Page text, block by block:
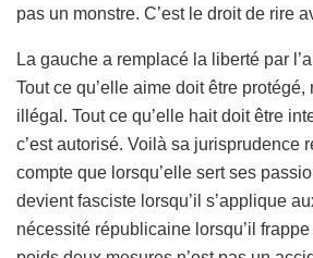
pas un monstre. C’est le droit de rire
La gauche a remplacé la liberté par
Tout ce qu’elle aime doit être protégé,
illégal. Tout ce qu’elle hait doit être
c’est autorisé. Voilà sa jurisprudence
compte que lorsqu’elle sert ses
devient fasciste lorsqu’il s’applique
nécessité républicaine lorsqu’il